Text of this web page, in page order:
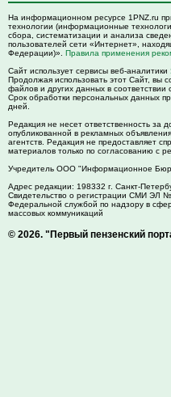
На информационном ресурсе 1PNZ.ru
технологии (информационные
сбора, систематизации и анализа
пользователей сети «Интернет»,
Федерации)». Правила применения
Сайт использует сервисы веб-аналитики
Продолжая использовать этот Сайт, вы
файлов и других данных в соответствии
Срок обработки персональных данных
дней.
Редакция не несет ответственность за
опубликованной в рекламных
агентств. Редакция не предоставляет
материалов только по согласованию с
Учредитель ООО "Информационное
Адрес редакции: 198332 г. Санкт-
Свидетельство о регистрации СМИ ЭЛ
Федеральной службой по надзору в
массовых коммуникаций
© 2026. "Первый пензенский